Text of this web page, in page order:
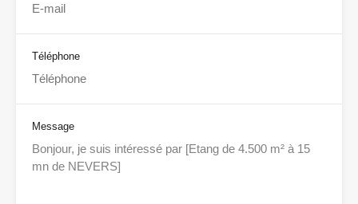
Téléphone
Message